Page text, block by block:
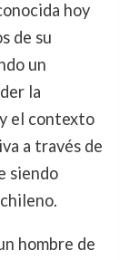
hoy
de su
un
la
el contexto
a través de
siendo
hombre de